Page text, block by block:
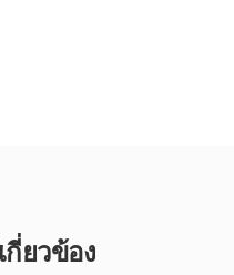
ยวข้อง